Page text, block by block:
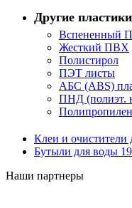
Другие пластики
Вспененный
Жесткий ПВХ
Полистирол
ПЭТ листы
АБС (ABS)
ПНД (полиэт.
Клеи и очистители
Бутыли для воды
Наши партнеры